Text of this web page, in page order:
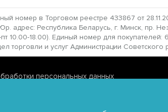
номер в Торговом реестре 433867 от
Республика Беларусь, г. Минск, пр.
10.00-18.00). Единый номер для
и услуг Администрации Советского
персональных данных